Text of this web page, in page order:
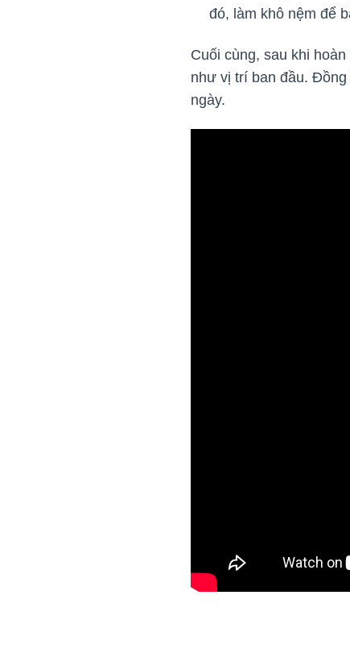
đó, làm khô nệm để
Cuối cùng, sau khi
như vị trí ban đầu.
ngày.